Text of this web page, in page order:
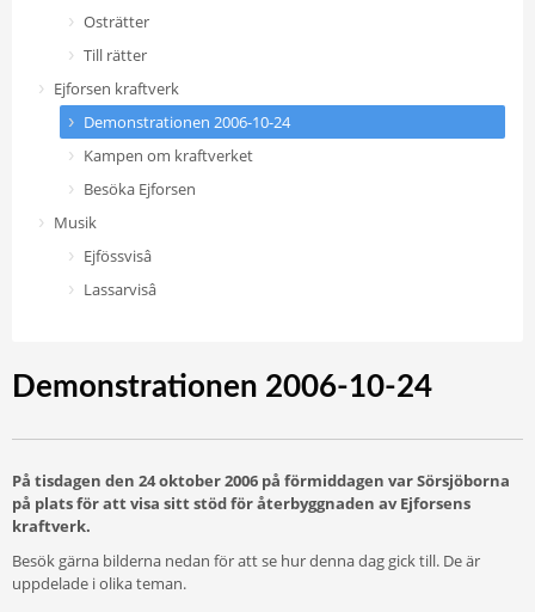
Osträtter
Till rätter
Ejforsen kraftverk
Demonstrationen 2006-10-24
Kampen om kraftverket
Besöka Ejforsen
Musik
Ejfössvisâ
Lassarvisâ
Demonstrationen 2006-10-24
På tisdagen den 24 oktober 2006 på förmiddagen var Sörsjöborna
på plats för att visa sitt stöd för återbyggnaden av Ejforsens
kraftverk.
Besök gärna bilderna nedan för att se hur denna dag gick till. De är
uppdelade i olika teman.